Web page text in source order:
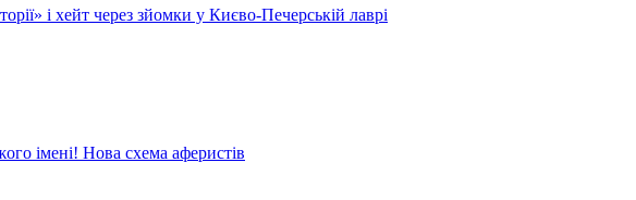
і хейт через зйомки у Києво-Печерській лаврі
імені! Нова схема аферистів